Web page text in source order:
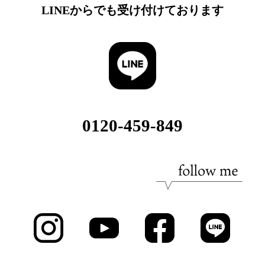
LINEからでも受け付けております
0120-459-849